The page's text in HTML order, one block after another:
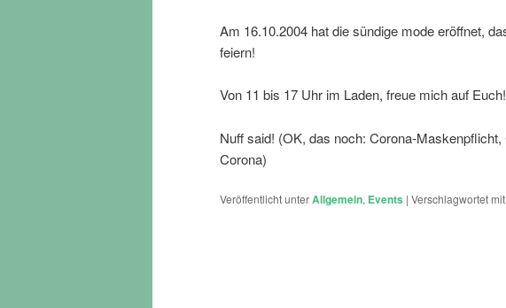
Am 16.10.2004 hat die sündige mode eröffnet,
feiern!
Von 11 bis 17 Uhr im Laden, freue mich auf Euch!
Nuff said! (OK, das noch: Corona-
Corona)
Veröffentlicht unterAllgemein, Events | Verschlagwortet mit